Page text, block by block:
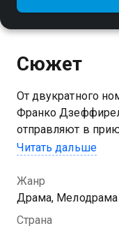
Сюжет
От двукратного
Франко
отправляют в
суровых условиях,
Достигнув
устраивается
холл, которым
Читать дальше
Жанр
Драма, Мелодрама
Страна